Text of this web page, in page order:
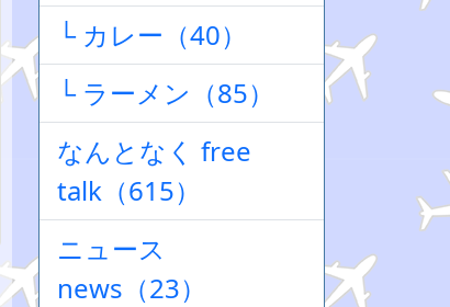
└ カレー（40）
└ ラーメン（85）
なんとなく free
talk（615）
ニュース
news（23）